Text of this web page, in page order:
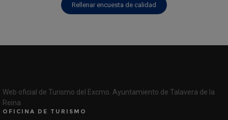
Rellenar encuesta de calidad
Web oficial de Turismo del Excmo. Ayuntamiento de Talavera de la
Reina
OFICINA DE TURISMO